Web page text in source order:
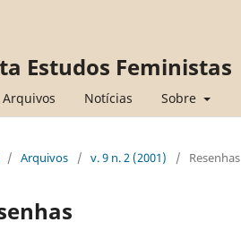
Estudos Feministas
Arquivos Notícias Sobre
/ Arquivos / v. 9 n. 2 (2001) / Resenhas